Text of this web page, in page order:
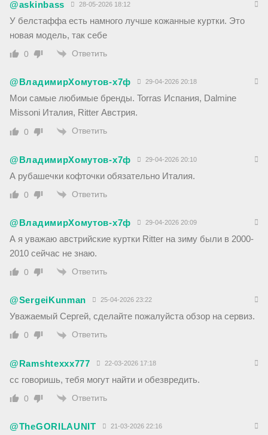
@askinbass 28-05-2026 18:12
У белстаффа есть намного лучше кожанные куртки. Это
новая модель, так себе
0 Ответить
@ВладимирХомутов-х7ф 29-04-2026 20:18
Мои самые любимые бренды. Torras Испания, Dalmine
Missoni Италия, Ritter Австрия.
0 Ответить
@ВладимирХомутов-х7ф 29-04-2026 20:10
А рубашечки кофточки обязательно Италия.
0 Ответить
@ВладимирХомутов-х7ф 29-04-2026 20:09
А я уважаю австрийские куртки Ritter на зиму были в 2000-
2010 сейчас не знаю.
0 Ответить
@SergeiKunman 25-04-2026 23:22
Уважаемый Сергей, сделайте пожалуйста обзор на сервиз.
0 Ответить
@Ramshtexxx777 22-03-2026 17:18
сс говоришь, тебя могут найти и обезвредить.
0 Ответить
@TheGORILAUNIT 21-03-2026 22:16